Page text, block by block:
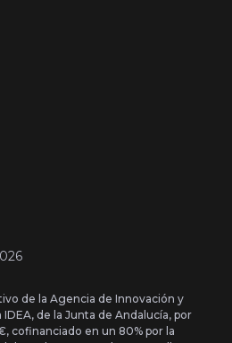
de la Agencia de Innovación y
de la Junta de Andalucía, por
cofinanciado en un 80% por la